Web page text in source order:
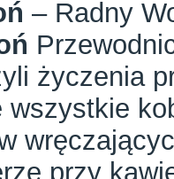
– Radny
życzenia
przy